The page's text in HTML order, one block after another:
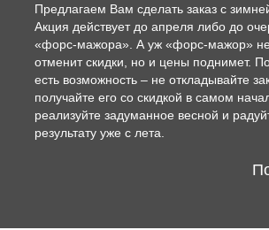
Предлагаем Вам сделать заказ с
Акция действует до апреля либо до
«форс-мажора». А уж «форс-мажор» не
отменит скидки, но и цены поднимет.
есть возможность – не откладывайте
получайте его со скидкой в самом
реализуйте задуманное весной и
результату уже с лета.